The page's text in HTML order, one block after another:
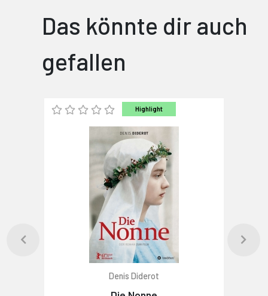
Das könnte dir auch
gefallen
Highlight
Denis Diderot